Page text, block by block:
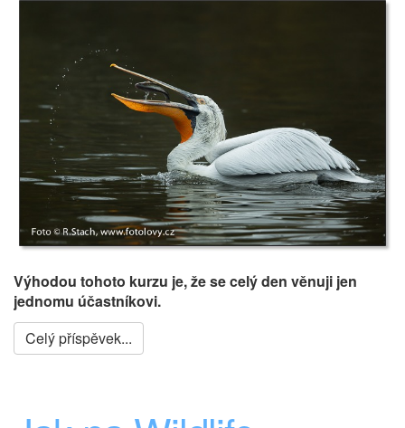
Výhodou tohoto kurzu je, že se celý den věnuji jen
jednomu účastníkovi.
Celý příspěvek...